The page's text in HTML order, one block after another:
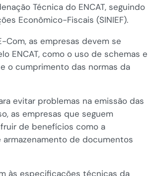
Técnica do ENCAT, seguindo
Econômico-Fiscais (SINIEF).
Com, as empresas devem se
ENCAT, como o uso de schemas e
o cumprimento das normas da
evitar problemas na emissão das
as empresas que seguem
de benefícios como a
de documentos
às especificações técnicas da